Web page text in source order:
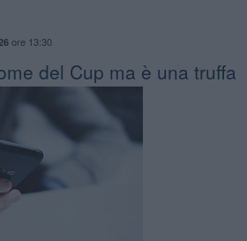
ore 13:30
del Cup ma è una truffa